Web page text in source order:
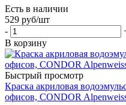
Есть в наличии
529 руб/шт
-
В корзину
Быстрый просмотр
Краска акриловая
офисов, CONDOR